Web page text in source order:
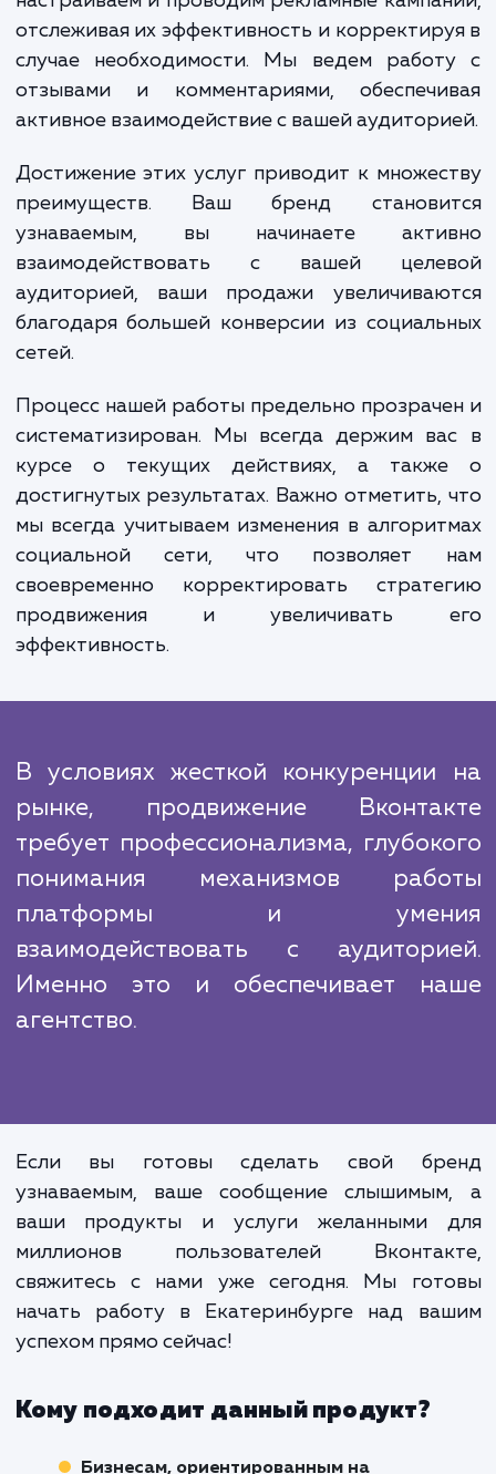
в продвижении Вконтакте. Мы
стратегию продвижения,
ключевые цели и целевую
формируем уникальное предложение
контент, учитывая потребности
аудитории и особенности
информации в социальных
настраиваем и проводим рекламные
отслеживая их эффективность и
случае необходимости. Мы ведем
активное взаимодействие с вашей
Достижение этих услуг приводит к
преимуществ. Ваш бренд
узнаваемым, вы начинаете
взаимодействовать с вашей
аудиторией, ваши продажи
благодаря большей конверсии из
систематизирован. Мы всегда держим
курсе о текущих действиях, а
достигнутых результатах. Важно отметить,
мы всегда учитываем изменения в
социальной сети, что позволяет
своевременно корректировать
продвижения и увеличивать
эффективность.
рынке, продвижение
требует профессионализма,
понимания механизмов
платформы и
взаимодействовать с
агентство.